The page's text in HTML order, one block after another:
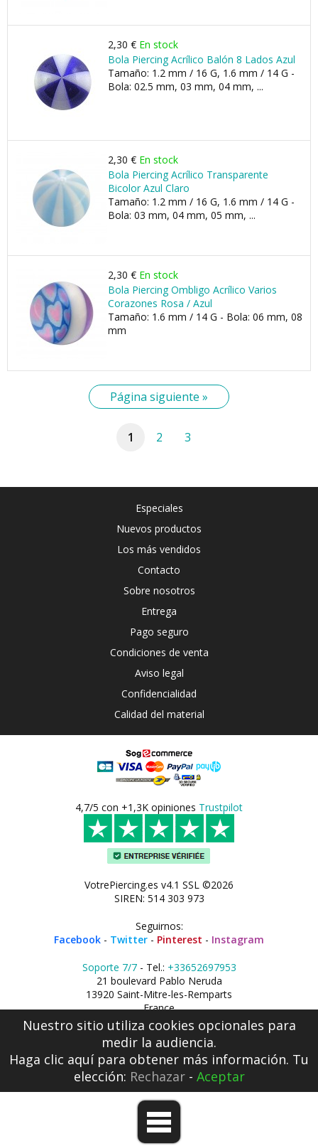
2,30 € En stock
Bola Piercing Acrílico Balón 8 Lados Azul
Tamaño: 1.2 mm / 16 G, 1.6 mm / 14 G -
Bola: 02.5 mm, 03 mm, 04 mm, ...
2,30 € En stock
Bola Piercing Acrílico Transparente
Bicolor Azul Claro
Tamaño: 1.2 mm / 16 G, 1.6 mm / 14 G -
Bola: 03 mm, 04 mm, 05 mm, ...
2,30 € En stock
Bola Piercing Ombligo Acrílico Varios
Corazones Rosa / Azul
Tamaño: 1.6 mm / 14 G - Bola: 06 mm, 08
mm
Página siguiente »
1 2 3
Especiales
Nuevos productos
Los más vendidos
Contacto
Sobre nosotros
Entrega
Pago seguro
Condiciones de venta
Aviso legal
Confidencialidad
Calidad del material
4,7/5 con +1,3K opiniones Trustpilot
VotrePiercing.es v4.1 SSL ©2026
SIREN: 514 303 973
Seguirnos:
Facebook - Twitter - Pinterest - Instagram
Soporte 7/7- Tel.: +33652697953
21 boulevard Pablo Neruda
13920 Saint-Mitre-les-Remparts
France
Nuestro sitio utiliza cookies opcionales para
medir la audiencia.
Haga clic aquípara obtener más información. Tu
elección: Rechazar- Aceptar